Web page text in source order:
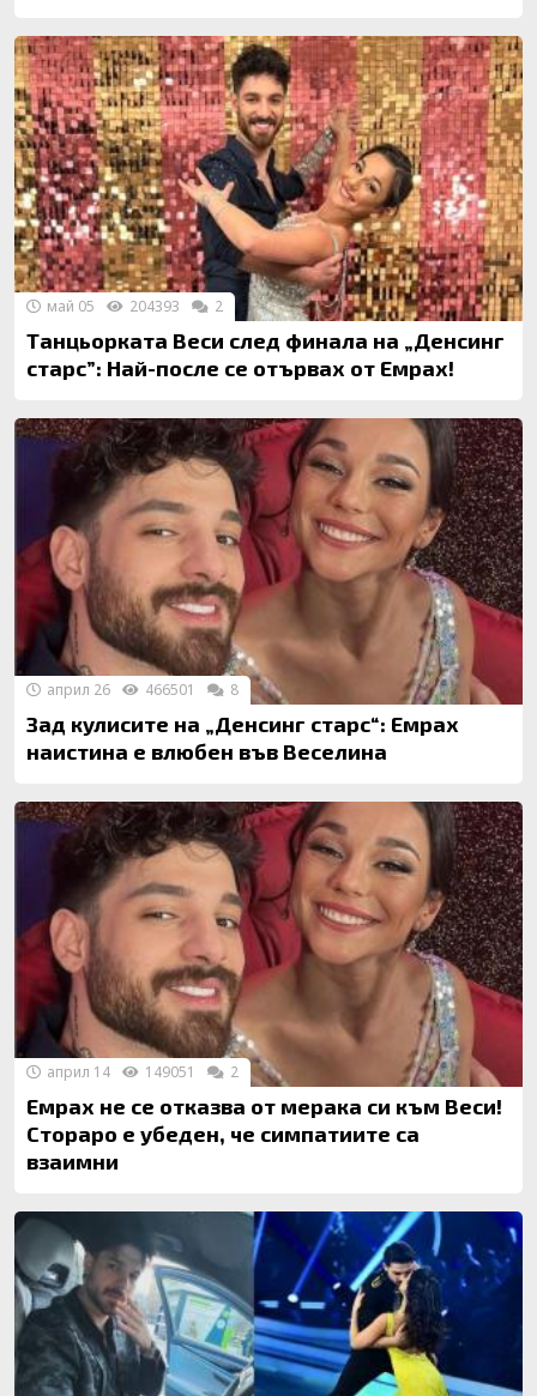
Танцьорката Веси след финала на „Денсинг
старс”: Най-после се отървах от Емрах!
май 05 204393 2
Зад кулисите на „Денсинг старс“: Емрах
наистина е влюбен във Веселина
април 26 466501 8
Емрах не се отказва от мерака си към Веси!
Стораро е убеден, че симпатиите са
взаимни
април 14 149051 2